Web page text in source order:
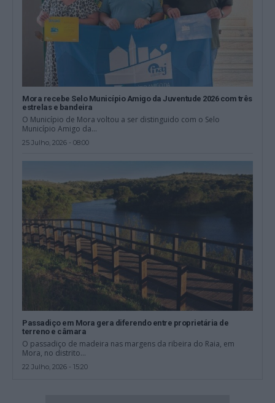
Mora recebe Selo Município Amigo da Juventude 2026 com três
estrelas e bandeira
O Município de Mora voltou a ser distinguido com o Selo
Município Amigo da...
25 Julho, 2026 - 08:00
Passadiço em Mora gera diferendo entre proprietária de
terreno e câmara
O passadiço de madeira nas margens da ribeira do Raia, em
Mora, no distrito...
22 Julho, 2026 - 15:20